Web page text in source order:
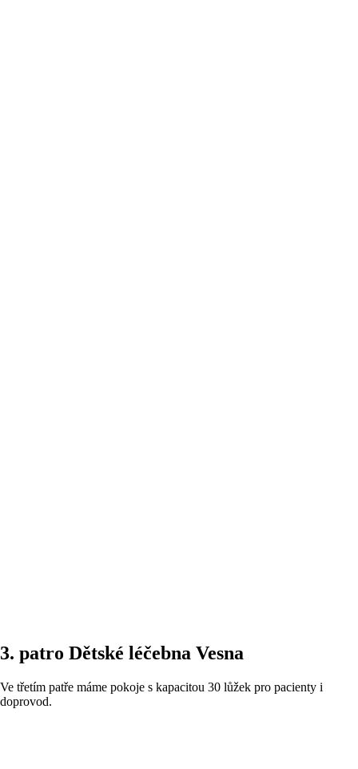
3. patro Dětské léčebna Vesna
Ve třetím patře máme pokoje s kapacitou 30 lůžek pro pacienty i
doprovod.